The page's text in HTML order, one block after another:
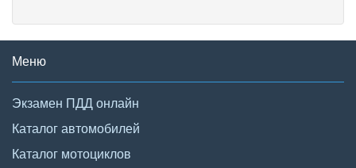
Меню
Экзамен ПДД онлайн
Каталог автомобилей
Каталог мотоциклов